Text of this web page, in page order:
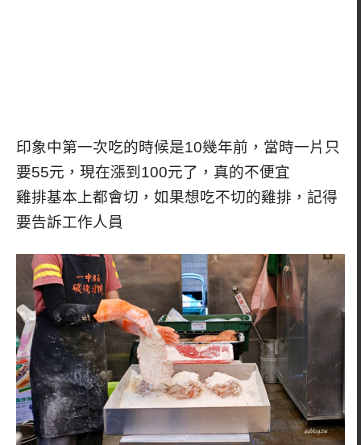
印象中第一次吃的時候是10幾年前，當時一片只
要55元，現在漲到100元了，真的不便宜
雞排基本上都會切，如果想吃不切的雞排，記得
要告訴工作人員